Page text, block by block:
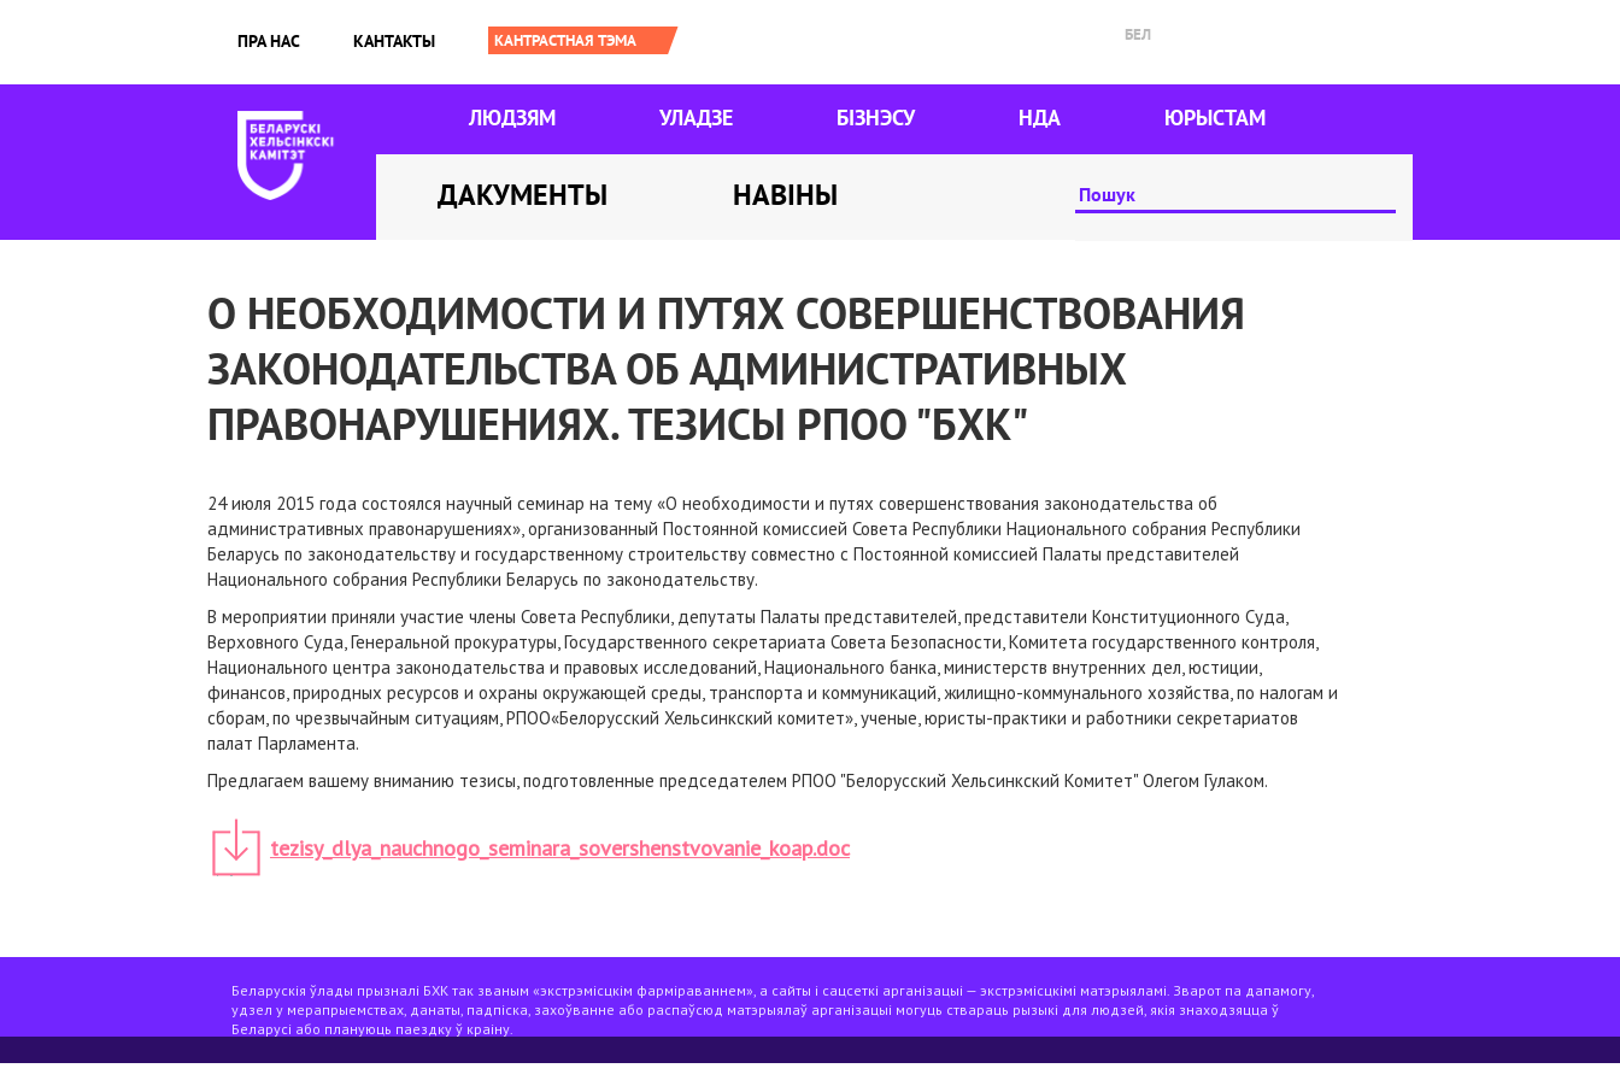
ПРА НАС КАНТАКТЫ БЕЛ
ЛЮДЗЯМ УЛАДЗЕ БІЗНЭСУ НДА ЮРЫСТАМ
ДАКУМЕНТЫ НАВІНЫ
О НЕОБХОДИМОСТИ И ПУТЯХ СОВЕРШЕНСТВОВАНИЯ
ЗАКОНОДАТЕЛЬСТВА ОБ АДМИНИСТРАТИВНЫХ
ПРАВОНАРУШЕНИЯХ. ТЕЗИСЫ РПОО "БХК"
24 июля 2015 года состоялся научный семинар на тему «О необходимости и путях совершенствования законодательства об
административных правонарушениях», организованный Постоянной комиссией Совета Республики Национального собрания Республики
Беларусь по законодательству и государственному строительству совместно с Постоянной комиссией Палаты представителей
Национального собрания Республики Беларусь по законодательству.
В мероприятии приняли участие члены Совета Республики, депутаты Палаты представителей, представители Конституционного Суда,
Верховного Суда, Генеральной прокуратуры, Государственного секретариата Совета Безопасности, Комитета государственного контроля,
Национального центра законодательства и правовых исследований, Национального банка, министерств внутренних дел, юстиции,
финансов, природных ресурсов и охраны окружающей среды, транспорта и коммуникаций, жилищно-коммунального хозяйства, по налогам и
сборам, по чрезвычайным ситуациям, РПОО«Белорусский Хельсинкский комитет», ученые, юристы-практики и работники секретариатов
палат Парламента.
Предлагаем вашему вниманию тезисы, подготовленные председателем РПОО "Белорусский Хельсинкский Комитет" Олегом Гулаком.
tezisy_dlya_nauchnogo_seminara_sovershenstvovanie_koap.doc
Беларускія ўлады прызналі БХК так званым «экстрэмісцкім фарміраваннем», а сайты і сацсеткі арганізацыі — экстрэмісцкімі матэрыяламі. Зварот па дапамогу,
удзел у мерапрыемствах, данаты, падпіска, захоўванне або распаўсюд матэрыялаў арганізацыі могуць ствараць рызыкі для людзей, якія знаходзяцца ў
Беларусі або плануюць паездку ў краіну.